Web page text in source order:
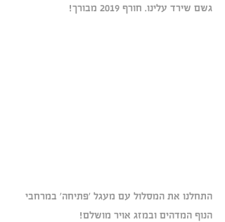
גשם שירד עלינו. חורף 2019 מבורך!
התחלנו את המסלול עם מעגל 'פתיחה' במרחבי
הנוף המדהים ובמזג אויר מושלם!